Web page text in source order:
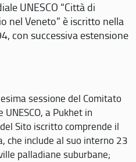
UNESCO “Città di
nel Veneto” è iscritto nella
con successiva estensione
sessione del Comitato
a Pukhet in
Sito iscritto comprende il
che include al suo interno 23
palladiane suburbane;